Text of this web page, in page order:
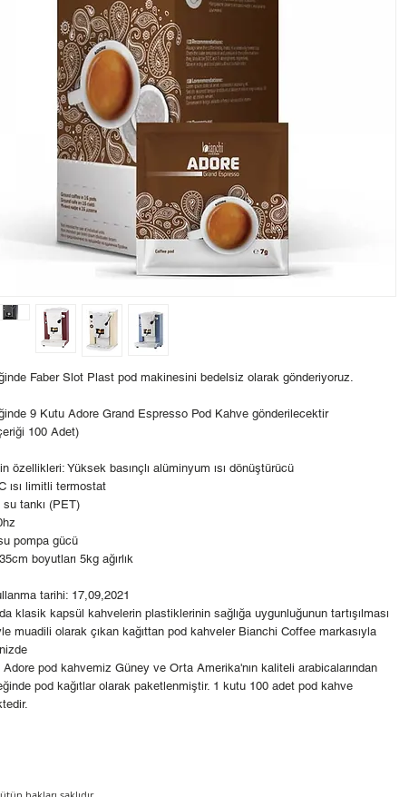
Faber Slot Plast pod makinesini bedelsiz olarak gönderiyoruz.
9 Kutu Adore Grand Espresso Pod Kahve gönderilecektir
100 Adet)
özellikleri: Yüksek basınçlı alüminyum ısı dönüştürücü
ısı limitli termostat
su tankı (PET)
pompa gücü
boyutları 5kg ağırlık
tarihi: 17,09,2021
klasik kapsül kahvelerin plastiklerinin sağlığa uygunluğunun tartışılması
muadili olarak çıkan kağıttan pod kahveler Bianchi Coffee markasıyla
Adore pod kahvemiz Güney ve Orta Amerika'nın kaliteli arabicalarından
pod kağıtlar olarak paketlenmiştir. 1 kutu 100 adet pod kahve